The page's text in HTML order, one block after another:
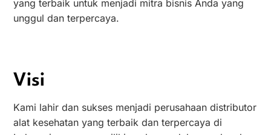
yang terbaik untuk menjadi mitra bisnis Anda yang
unggul dan terpercaya.
Visi
Kami lahir dan sukses menjadi perusahaan distributor
alat kesehatan yang terbaik dan terpercaya di